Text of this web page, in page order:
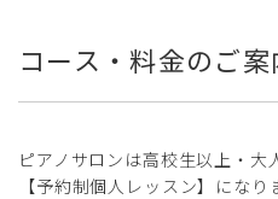
コース・料金のご案
ピアノサロンは高校生以上・大
【予約制個人レッスン】になり